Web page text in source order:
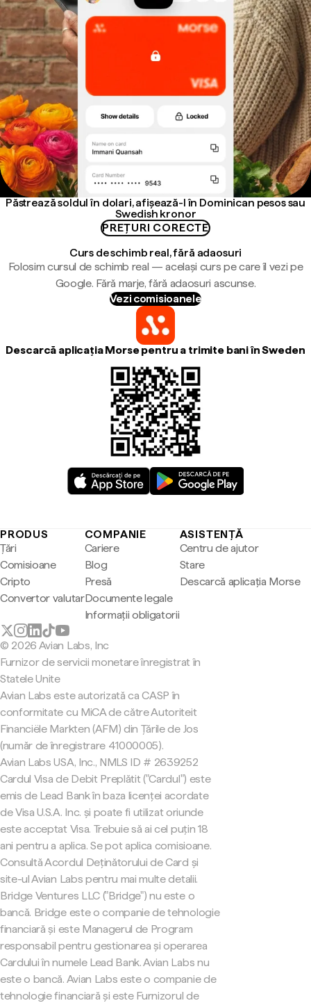
Păstrează soldul în dolari, afișează-l în Dominican pesos sau
Swedish kronor
PREȚURI CORECTE
Curs de schimb real, fără adaosuri
Folosim cursul de schimb real — același curs pe care îl vezi pe
Google. Fără marje, fără adaosuri ascunse.
Vezi comisioanele
Descarcă aplicația Morse pentru a trimite bani în Sweden
PRODUS
Țări
Comisioane
Cripto
Convertor valutar
COMPANIE
Cariere
Blog
Presă
Documente legale
Informații obligatorii
ASISTENȚĂ
Centru de ajutor
Stare
Descarcă aplicația Morse
© 2026 Avian Labs, Inc
Furnizor de servicii monetare înregistrat în
Statele Unite
Avian Labs este autorizată ca CASP în
conformitate cu MiCA de către Autoriteit
Financiële Markten (AFM) din Țările de Jos
(număr de înregistrare 41000005).
Avian Labs USA, Inc., NMLS ID # 2639252
Cardul Visa de Debit Preplătit ("Cardul") este
emis de Lead Bank în baza licenței acordate
de Visa U.S.A. Inc. și poate fi utilizat oriunde
este acceptat Visa. Trebuie să ai cel puțin 18
ani pentru a aplica. Se pot aplica comisioane.
Consultă Acordul Deținătorului de Card și
site-ul Avian Labs pentru mai multe detalii.
Bridge Ventures LLC ("Bridge") nu este o
bancă. Bridge este o companie de tehnologie
financiară și este Managerul de Program
responsabil pentru gestionarea și operarea
Cardului în numele Lead Bank. Avian Labs nu
este o bancă. Avian Labs este o companie de
tehnologie financiară și este Furnizorul de